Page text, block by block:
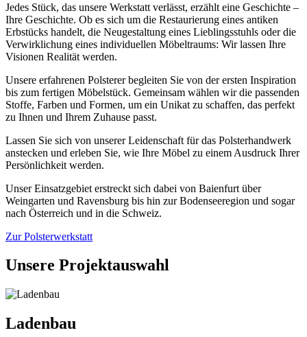
Jedes Stück, das unsere Werkstatt verlässt, erzählt eine Geschichte –
Ihre Geschichte. Ob es sich um die Restaurierung eines antiken
Erbstücks handelt, die Neugestaltung eines Lieblingsstuhls oder die
Verwirklichung eines individuellen Möbeltraums: Wir lassen Ihre
Visionen Realität werden.
Unsere erfahrenen Polsterer begleiten Sie von der ersten Inspiration
bis zum fertigen Möbelstück. Gemeinsam wählen wir die passenden
Stoffe, Farben und Formen, um ein Unikat zu schaffen, das perfekt
zu Ihnen und Ihrem Zuhause passt.
Lassen Sie sich von unserer Leidenschaft für das Polsterhandwerk
anstecken und erleben Sie, wie Ihre Möbel zu einem Ausdruck Ihrer
Persönlichkeit werden.
Unser Einsatzgebiet erstreckt sich dabei von Baienfurt über
Weingarten und Ravensburg bis hin zur Bodenseeregion und sogar
nach Österreich und in die Schweiz.
Zur Polsterwerkstatt
Unsere Projektauswahl
Ladenbau